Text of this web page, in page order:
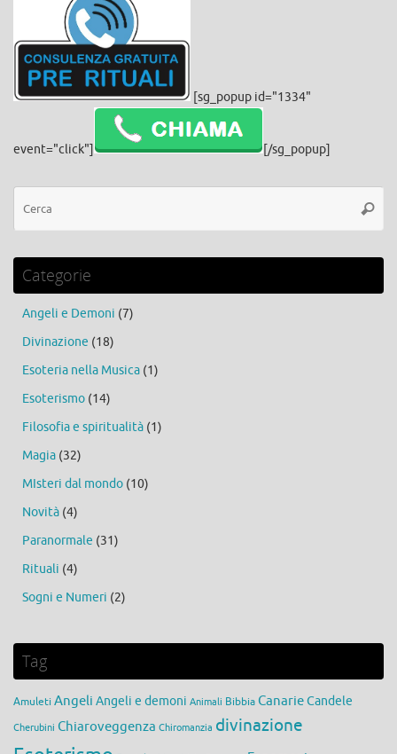
[sg_popup id="1334"
event="click"] [/sg_popup]
Cerca
Categorie
Angeli e Demoni (7)
Divinazione (18)
Esoteria nella Musica (1)
Esoterismo (14)
Filosofia e spiritualità (1)
Magia (32)
MIsteri dal mondo (10)
Novità (4)
Paranormale (31)
Rituali (4)
Sogni e Numeri (2)
Tag
Amuleti Angeli Angeli e demoni Animali Bibbia CanarieCandele
Cherubini Chiaroveggenza Chiromanzia divinazione